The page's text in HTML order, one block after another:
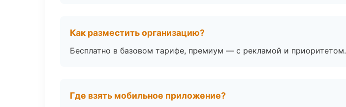
Как разместить организацию?
Бесплатно в базовом тарифе, премиум — с рекламой и приоритетом.
Где взять мобильное приложение?